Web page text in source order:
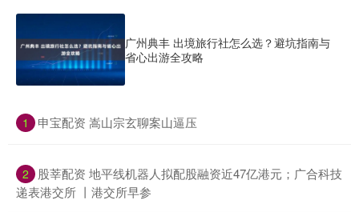
广州典丰 出境旅行社怎么选？避坑指南与
省心出游全攻略
1 ​申宝配资 嵩山宗玄聊案山逼压
2
​股莘配资 地平线机器人拟配股融资近47亿港元；广合科技
递表港交所 丨港交所早参